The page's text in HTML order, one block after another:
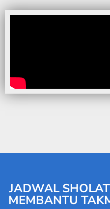
JADWAL
MEMBANTU